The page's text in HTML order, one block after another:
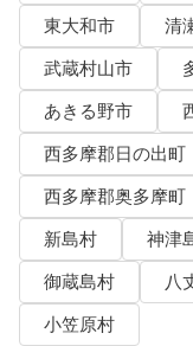
東大和市
清
武蔵村山市
あきる野市
西多摩郡日の出町
西多摩郡奥多摩町
新島村
神津
御蔵島村
八
小笠原村